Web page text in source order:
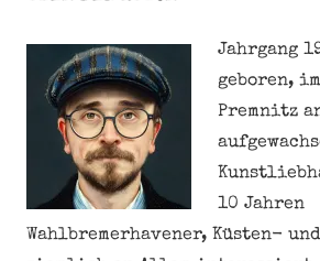
Jahrgang
geboren,
Premnitz
10 Jahren
Wahlbremerhavener, Küsten-